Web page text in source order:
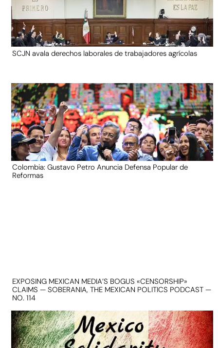
SCJN avala derechos laborales de trabajadores agrícolas
Colombia: Gustavo Petro Anuncia Defensa Popular de
Reformas
EXPOSING MEXICAN MEDIA’S BOGUS «CENSORSHIP»
CLAIMS — SOBERANIA, THE MEXICAN POLITICS PODCAST —
NO. 114